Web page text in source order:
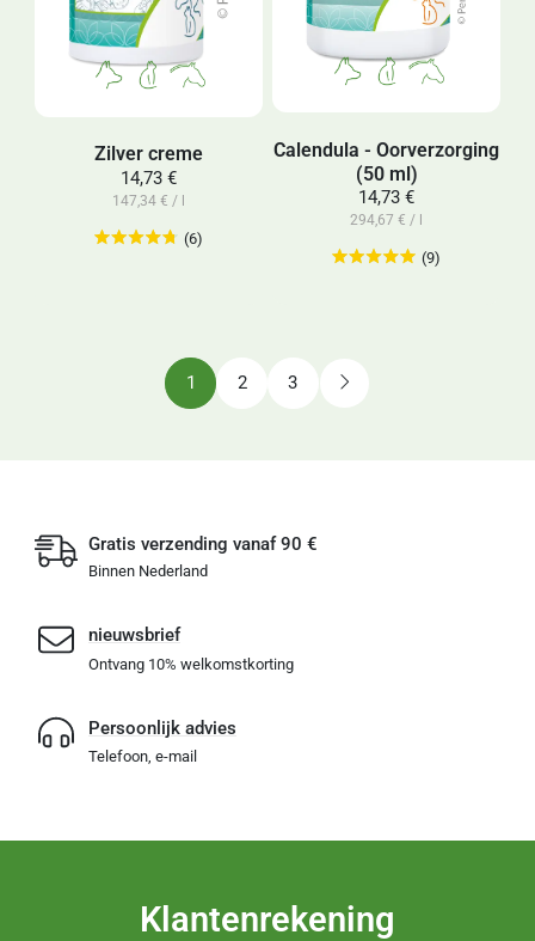
Zilver creme
14,73 €
147,34 € / l
(6)
Calendula - Oorverzorging
(50 ml)
14,73 €
294,67 € / l
(9)
1 2 3
Gratis verzending vanaf 90 €
Binnen Nederland
nieuwsbrief
Ontvang 10% welkomstkorting
Persoonlijk advies
Telefoon, e-mail
Klantenrekening